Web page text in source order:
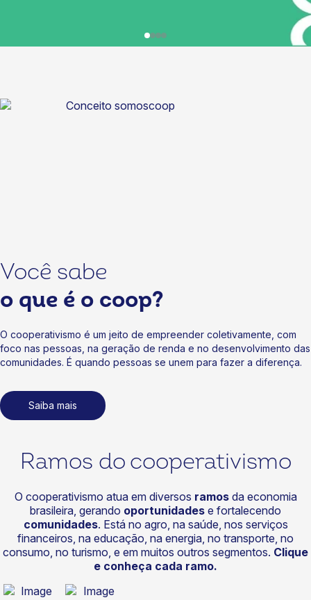
Você sabe
o que é o coop?
O cooperativismo é um jeito de empreender coletivamente, com
foco nas pessoas, na geração de renda e no desenvolvimento das
comunidades. É quando pessoas se unem para fazer a diferença.
Saiba mais
Ramos do cooperativismo
O cooperativismo atua em diversos ramosda economia
brasileira, gerando oportunidades e fortalecendo
comunidades. Está no agro, na saúde, nos serviços
financeiros, na educação, na energia, no transporte, no
consumo, no turismo, e em muitos outros segmentos. Clique
e conheça cada ramo.